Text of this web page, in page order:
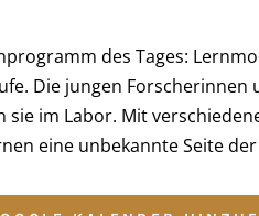
des Tages:
Die jungen
sie im Labor. Mit
eine unbekannte Seite